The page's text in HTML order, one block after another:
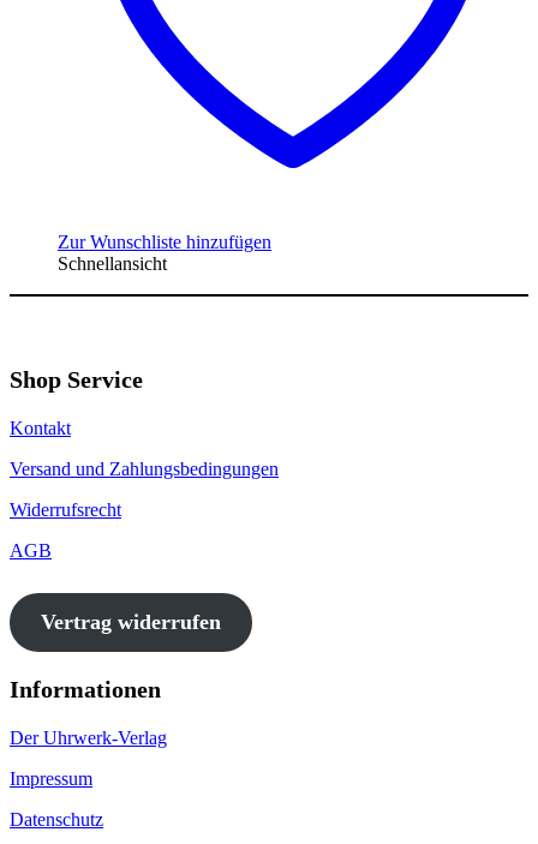
Zur Wunschliste hinzufügen
Schnellansicht
Shop Service
Kontakt
Versand und Zahlungsbedingungen
Widerrufsrecht
AGB
Vertrag widerrufen
Informationen
Der Uhrwerk-Verlag
Impressum
Datenschutz